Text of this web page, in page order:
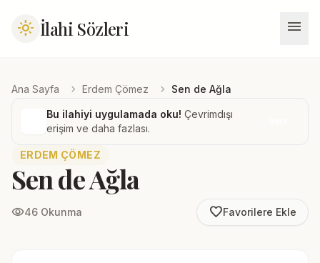
light_mode İlahi Sözleri menu
Ana Sayfa chevron_right Erdem Çömez chevron_right Sen de Ağla
Bu ilahiyi uygulamada oku! Çevrimdışı
erişim ve daha fazlası.
ERDEM ÇÖMEZ
Sen de Ağla
visibility46 Okunma favorite_borderFavorilere Ekle